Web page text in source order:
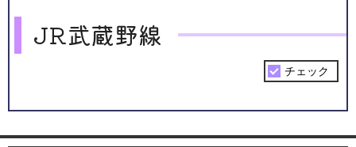
JR武蔵野線
チェック